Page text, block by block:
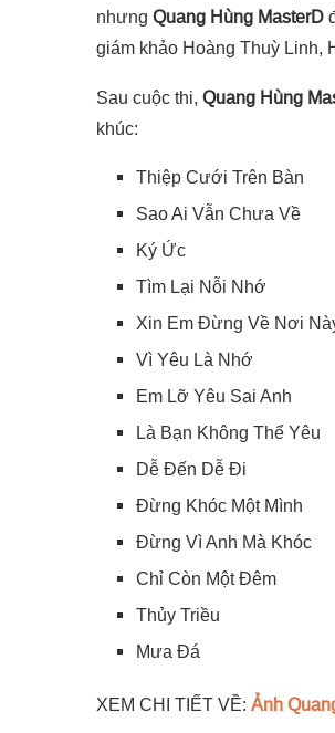
nhưng Quang Hùng MasterD
giám khảo Hoàng Thuỳ Linh,
Sau cuộc thi, Quang Hùng
khúc:
Thiệp Cưới Trên Bàn
Sao Ai Vẫn Chưa Về
Ký Ức
Tìm Lại Nỗi Nhớ
Xin Em Đừng Về Nơi
Vì Yêu Là Nhớ
Em Lỡ Yêu Sai Anh
Là Bạn Không Thể Yêu
Dễ Đến Dễ Đi
Đừng Khóc Một Mình
Đừng Vì Anh Mà Khóc
Chỉ Còn Một Đêm
Thủy Triều
Mưa Đá
XEM CHI TIẾT VỀ: Ảnh